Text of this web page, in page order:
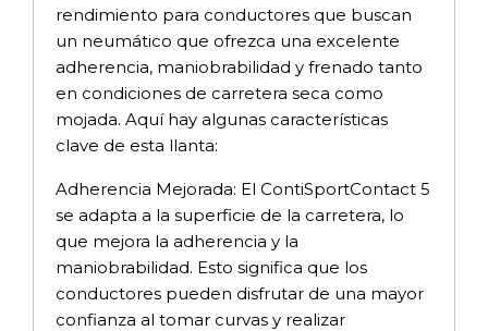
rendimiento para conductores que buscan
un neumático que ofrezca una excelente
adherencia, maniobrabilidad y frenado tanto
en condiciones de carretera seca como
mojada. Aquí hay algunas características
clave de esta llanta:
Adherencia Mejorada: El ContiSportContact 5
se adapta a la superficie de la carretera, lo
que mejora la adherencia y la
maniobrabilidad. Esto significa que los
conductores pueden disfrutar de una mayor
confianza al tomar curvas y realizar